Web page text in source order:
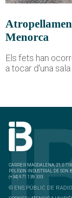
Menorca
Els fets han
a tocar d'una
CARRER MAGDALENA, 21,
POLÍGON INDUSTRIAL DE SON
(+34) 971 139 333
© ENS PÚBLIC DE